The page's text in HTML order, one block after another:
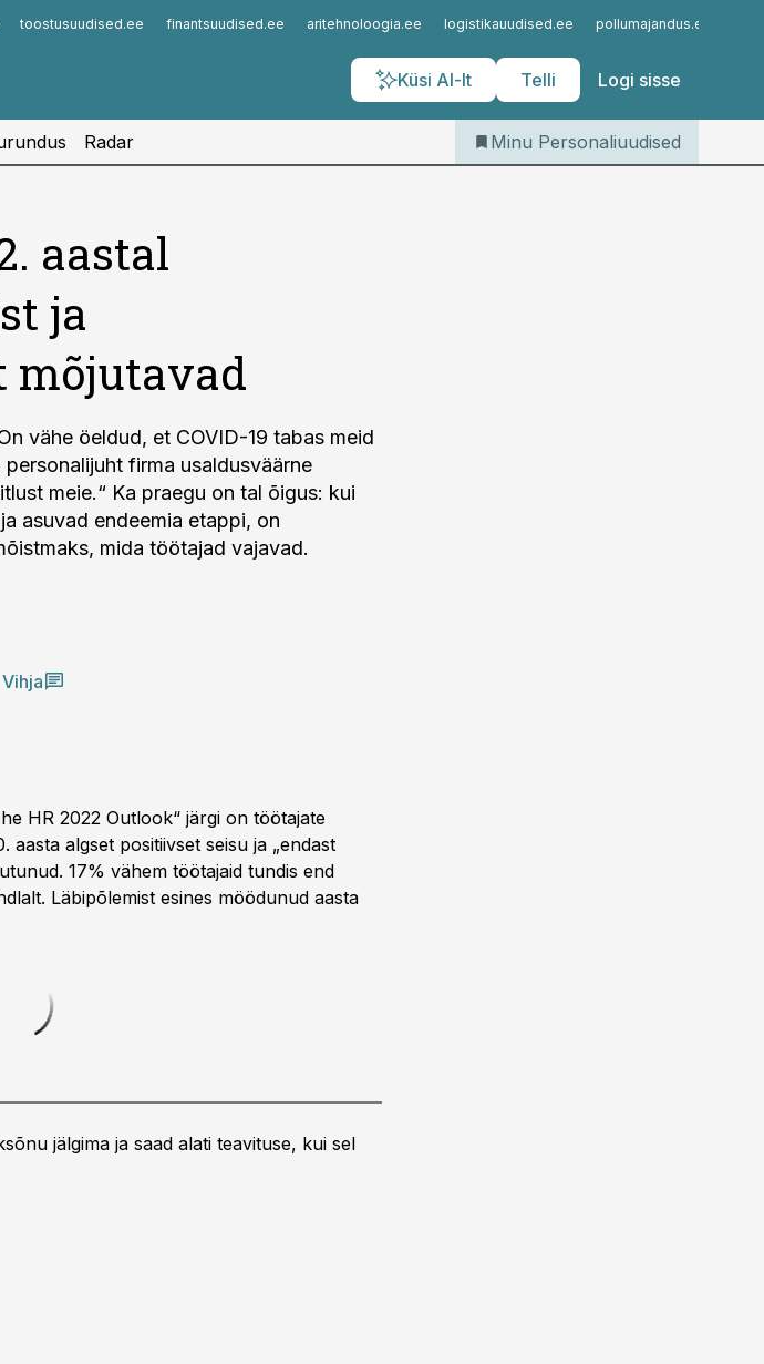
toostusuudised.ee finantsuudised.ee aritehnoloogia.ee logistikauudised.ee pollumajandus.ee
Küsi AI-lt Telli Logi sisse
Iseteenindus
Telli Personaliuudised
Radar Minu Personaliuudised
aastal
ja
mõjutavad
vähe öeldud, et COVID-19 tabas meid
firma usaldusväärne
meie.“ Ka praegu on tal õigus: kui
asuvad endeemia etappi, on
mida töötajad vajavad.
Vihja
HR 2022 Outlook“ järgi on töötajate
algset positiivset seisu ja „endast
17% vähem töötajaid tundis end
Läbipõlemist esines möödunud aasta
jälgima ja saad alati teavituse, kui sel